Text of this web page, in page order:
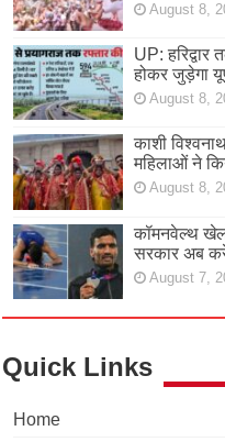
August 8,
UP:
होकर जुड़ेगा
August 8,
काशी
महिलाओं ने
August 8,
कॉमनवेल्थ
सरकार अब
August 7,
Quick Links
Home